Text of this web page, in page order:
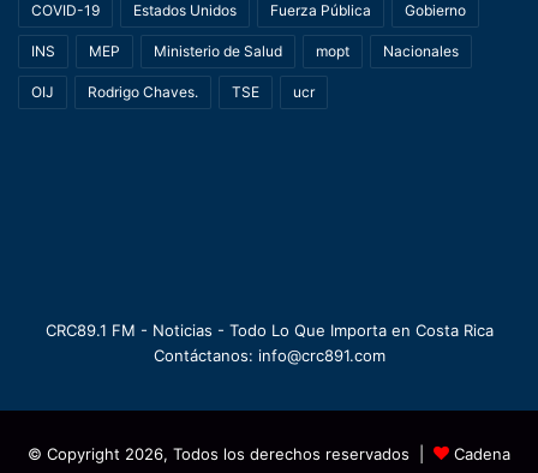
COVID-19 Estados Unidos Fuerza Pública Gobierno
INS MEP Ministerio de Salud mopt Nacionales
OIJ Rodrigo Chaves. TSE ucr
CRC89.1 FM - Noticias - Todo Lo Que Importa en Costa Rica
Contáctanos: info@crc891.com
© Copyright 2026, Todos los derechos reservados | Cadena